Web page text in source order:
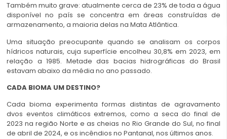
Também muito grave: atualmente cerca de 23% de toda a água
disponível no país se concentra em áreas construídas de
armazenamento, a maioria delas na Mata Atlântica.
Uma situação preocupante quando se analisam os corpos
hídricos naturais, cuja superfície encolheu 30,8% em 2023, em
relação a 1985. Metade das bacias hidrográficas do Brasil
estavam abaixo da média no ano passado.
CADA BIOMA UM DESTINO?
Cada bioma experimenta formas distintas de agravamento
dvos eventos climáticos extremos, como a seca do final de
2023 na região Norte e as cheias no Rio Grande do Sul, no final
de abril de 2024, e os incêndios no Pantanal, nos últimos anos.